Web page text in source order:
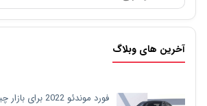
آخرین های وبلاگ
فورد موندئو 2022 برای بازار چین معرفی شد